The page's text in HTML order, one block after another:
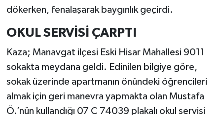
dökerken, fenalaşarak baygınlık geçirdi.
OKUL SERVİSİ ÇARPTI
Kaza; Manavgat ilçesi Eski Hisar Mahallesi 9011
sokakta meydana geldi. Edinilen bilgiye göre,
sokak üzerinde apartmanın önündeki öğrencileri
almak için geri manevra yapmakta olan Mustafa
Ö.’nün kullandığı 07 C 74039 plakalı okul servisi